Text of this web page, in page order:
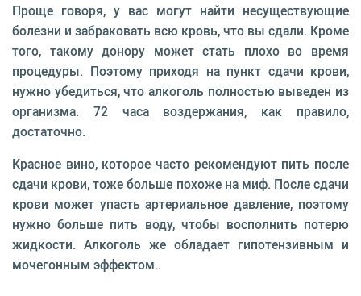
Проще говоря, у вас могут найти несуществующие
болезни и забраковать всю кровь, что вы сдали. Кроме
того, такому донору может стать плохо во время
процедуры. Поэтому приходя на пункт сдачи крови,
нужно убедиться, что алкоголь полностью выведен из
организма. 72 часа воздержания, как правило,
достаточно.
Красное вино, которое часто рекомендуют пить после
сдачи крови, тоже больше похоже на миф. После сдачи
крови может упасть артериальное давление, поэтому
нужно больше пить воду, чтобы восполнить потерю
жидкости. Алкоголь же обладает гипотензивным и
мочегонным эффектом..